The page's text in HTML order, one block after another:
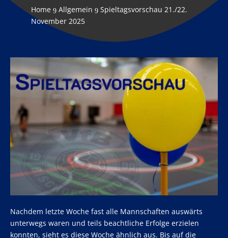
Home 9 Allgemein 9 Spieltagsvorschau 21./22.
November 2025
Nachdem letzte Woche fast alle Mannschaften auswärts
unterwegs waren und teils beachtliche Erfolge erzielen
konnten, sieht es diese Woche ähnlich aus. Bis auf die